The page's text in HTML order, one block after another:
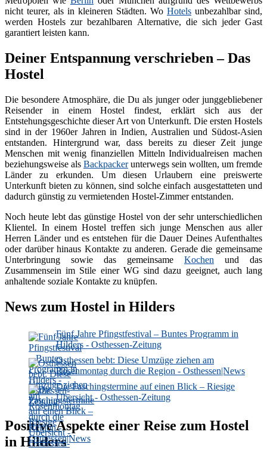
nicht teurer, als in kleineren Städten. Wo Hotels unbezahlbar sind,
werden Hostels zur bezahlbaren Alternative, die sich jeder Gast
garantiert leisten kann.
Deiner Entspannung verschrieben – Das
Hostel
Die besondere Atmosphäre, die Du als junger oder junggebliebener
Reisender in einem Hostel findest, erklärt sich aus der
Entstehungsgeschichte dieser Art von Unterkunft. Die ersten Hostels
sind in der 1960er Jahren in Indien, Australien und Südost-Asien
entstanden. Hintergrund war, dass bereits zu dieser Zeit junge
Menschen mit wenig finanziellen Mitteln Individualreisen machen
beziehungsweise als Backpackerunterwegs sein wollten, um fremde
Länder zu erkunden. Um diesen Urlaubern eine preiswerte
Unterkunft bieten zu können, sind solche einfach ausgestatteten und
dadurch günstig zu vermietenden Hostel-Zimmer entstanden.
Noch heute lebt das günstige Hostel von der sehr unterschiedlichen
Klientel. In einem Hostel treffen sich junge Menschen aus aller
Herren Länder und es entstehen für die Dauer Deines Aufenthaltes
oder darüber hinaus Kontakte zu anderen. Gerade die gemeinsame
Unterbringung sowie das gemeinsame Kochen und das
Zusammensein im Stile einer WG sind dazu geeignet, auch lang
anhaltende soziale Kontakte zu knüpfen.
News zum Hostel in Hilders
Fünf Jahre Pfingstfestival – Buntes Programm in
Hilders - Osthessen-Zeitung
Osthessen bebt: Diese Umzüge ziehen am
Rosenmontag durch die Region - Osthessen|News
Die Faschingstermine auf einen Blick – Riesige
Übersicht - Osthessen-Zeitung
Positive Aspekte einer Reise zum Hostel
in Hilders